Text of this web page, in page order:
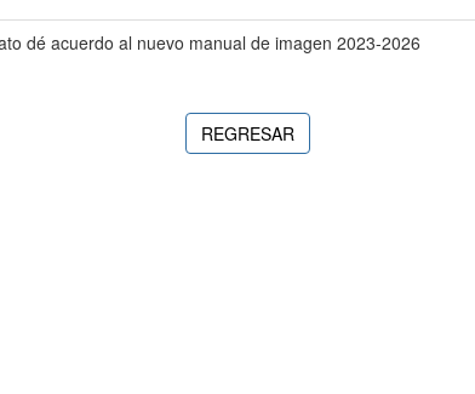
dé acuerdo al nuevo manual de imagen 2023-2026